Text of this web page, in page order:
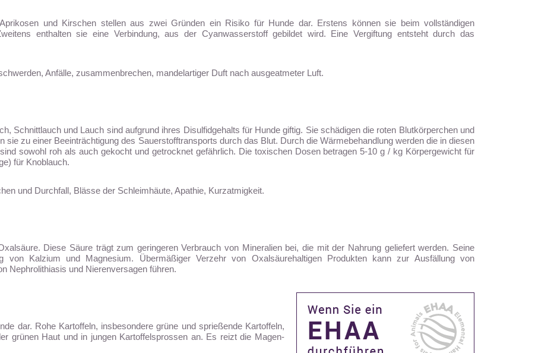
und Kirschen stellen aus zwei Gründen ein Risiko für Hunde dar. Erstens können sie beim vollständigen
enthalten sie eine Verbindung, aus der Cyanwasserstoff gebildet wird. Eine Vergiftung entsteht durch das
Anfälle, zusammenbrechen, mandelartiger Duft nach ausgeatmeter Luft.
Schnittlauch und Lauch sind aufgrund ihres Disulfidgehalts für Hunde giftig. Sie schädigen die roten Blutkörperchen und
sie zu einer Beeinträchtigung des Sauerstofftransports durch das Blut. Durch die Wärmebehandlung werden die in diesen
sowohl roh als auch gekocht und getrocknet gefährlich. Die toxischen Dosen betragen 5-10 g / kg Körpergewicht für
für Knoblauch.
und Durchfall, Blässe der Schleimhäute, Apathie, Kurzatmigkeit.
Diese Säure trägt zum geringeren Verbrauch von Mineralien bei, die mit der Nahrung geliefert werden. Seine
von Kalzium und Magnesium. Übermäßiger Verzehr von Oxalsäurehaltigen Produkten kann zur Ausfällung von
Nephrolithiasis und Nierenversagen führen.
dar. Rohe Kartoffeln, insbesondere grüne und sprießende Kartoffeln,
grünen Haut und in jungen Kartoffelsprossen an. Es reizt die Magen-